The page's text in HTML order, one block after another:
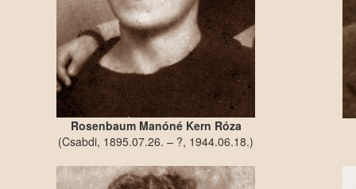
Rosenbaum Manóné Kern Róza
(Csabdi, 1895.07.26. – ?, 1944.06.18.)